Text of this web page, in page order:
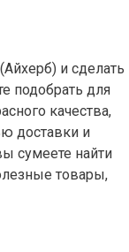
и сделать
подобрать для
качества,
доставки и
сумеете найти
товары,